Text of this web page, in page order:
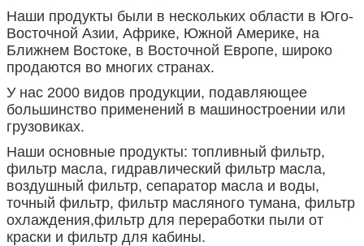
Наши продукты были в нескольких области в Юго-
Восточной Азии, Африке, Южной Америке, на
Ближнем Востоке, в Восточной Европе, широко
продаются во многих странах.
У нас 2000 видов продукции, подавляющее
большинство применений в машиностроении или
грузовиках.
Наши основные продукты: топливный фильтр,
фильтр масла, гидравлический фильтр масла,
воздушный фильтр, сепаратор масла и воды,
точный фильтр, фильтр масляного тумана, фильтр
охлаждения,фильтр для переработки пыли от
краски и фильтр для кабины.